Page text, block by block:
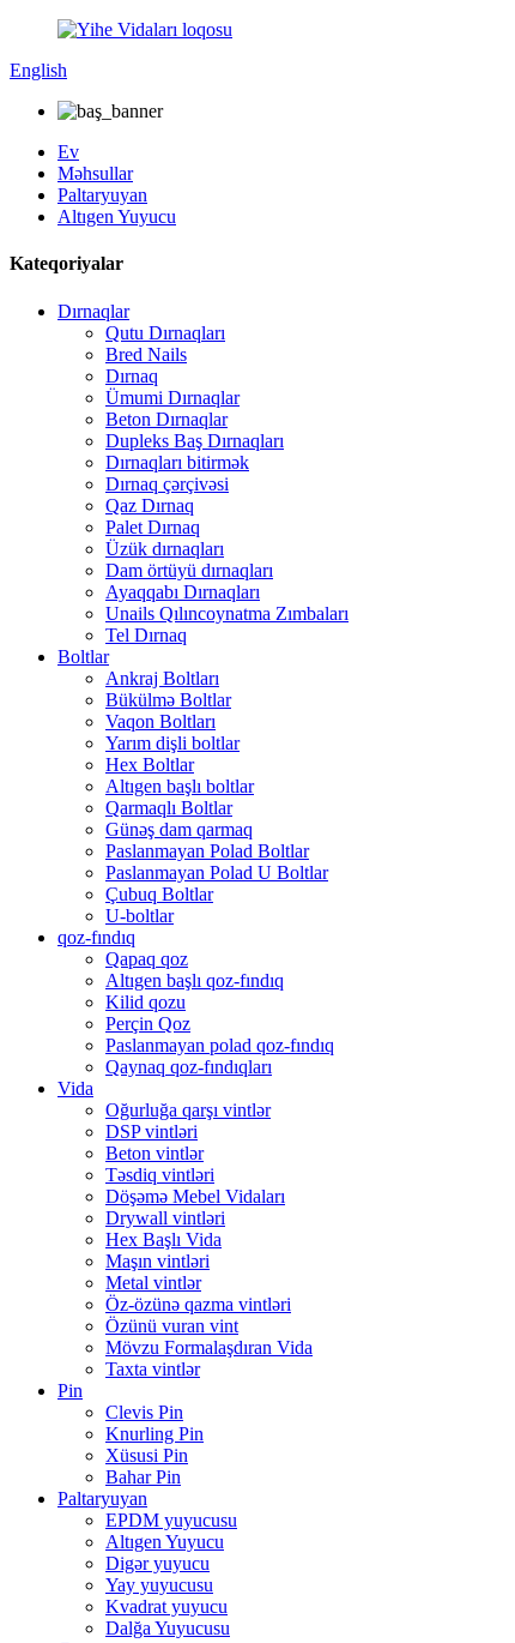
English
Ev
Məhsullar
Paltaryuyan
Altıgen Yuyucu
Kateqoriyalar
Dırnaqlar
Qutu Dırnaqları
Bred Nails
Dırnaq
Ümumi Dırnaqlar
Beton Dırnaqlar
Dupleks Baş Dırnaqları
Dırnaqları bitirmək
Dırnaq çərçivəsi
Qaz Dırnaq
Palet Dırnaq
Üzük dırnaqları
Dam örtüyü dırnaqları
Ayaqqabı Dırnaqları
Unails Qılıncoynatma Zımbaları
Tel Dırnaq
Boltlar
Ankraj Boltları
Bükülmə Boltlar
Vaqon Boltları
Yarım dişli boltlar
Hex Boltlar
Altıgen başlı boltlar
Qarmaqlı Boltlar
Günəş dam qarmaq
Paslanmayan Polad Boltlar
Paslanmayan Polad U Boltlar
Çubuq Boltlar
U-boltlar
qoz-fındıq
Qapaq qoz
Altıgen başlı qoz-fındıq
Kilid qozu
Perçin Qoz
Paslanmayan polad qoz-fındıq
Qaynaq qoz-fındıqları
Vida
Oğurluğa qarşı vintlər
DSP vintləri
Beton vintlər
Təsdiq vintləri
Döşəmə Mebel Vidaları
Drywall vintləri
Hex Başlı Vida
Maşın vintləri
Metal vintlər
Öz-özünə qazma vintləri
Özünü vuran vint
Mövzu Formalaşdıran Vida
Taxta vintlər
Pin
Clevis Pin
Knurling Pin
Xüsusi Pin
Bahar Pin
Paltaryuyan
EPDM yuyucusu
Altıgen Yuyucu
Digər yuyucu
Yay yuyucusu
Kvadrat yuyucu
Dalğa Yuyucusu